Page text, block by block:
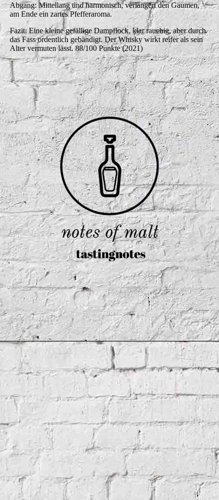
Abgang: Mittellang und harmonisch, verlängert den Gaumen,
am Ende ein zartes Pfefferaroma.
Fazit: Eine kleine gefällige Dampflock, klar rauchig, aber durch
das Fass ordentlich gebändigt. Der Whisky wirkt reifer als sein
Alter vermuten lässt. 88/100 Punkte (2021)